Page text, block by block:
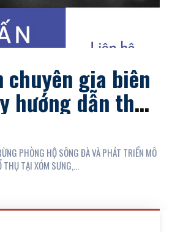
chuyên gia biên
hướng dẫn thực
lý, bảo vệ
PHÒNG HỘ SÔNG ĐÀ VÀ PHÁT TRIỂN MÔ
THỤ TẠI XÓM SƯNG,...